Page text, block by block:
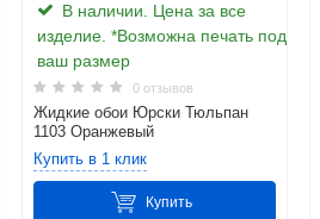
В наличии. Цена за все
изделие. *Возможна печать под
ваш размер
0 отзывов
Жидкие обои Юрски Тюльпан
1103 Оранжевый
Купить в 1 клик
Купить